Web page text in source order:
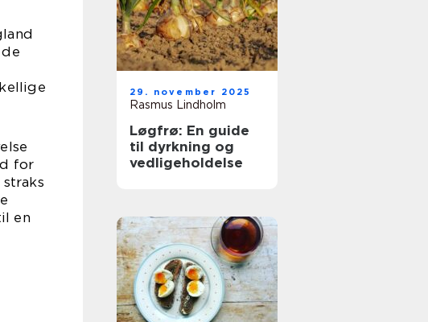
for
en
29. november 2025
Rasmus Lindholm
Løgfrø: En guide
til dyrkning og
vedligeholdelse